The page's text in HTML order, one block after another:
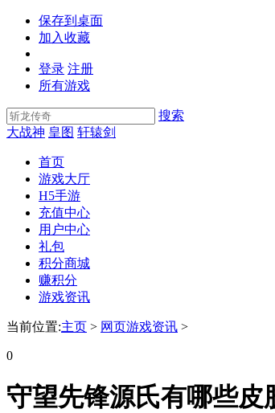
保存到桌面
加入收藏
登录 注册
所有游戏
搜索
大战神 皇图 轩辕剑
首页
游戏大厅
H5手游
充值中心
用户中心
礼包
积分商城
赚积分
游戏资讯
当前位置:主页 > 网页游戏资讯 >
0
守望先锋源氏有哪些